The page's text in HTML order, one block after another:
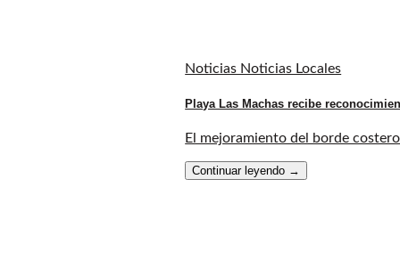
Noticias Noticias Locales
Playa Las Machas recibe
El mejoramiento del borde
Continuar leyendo →